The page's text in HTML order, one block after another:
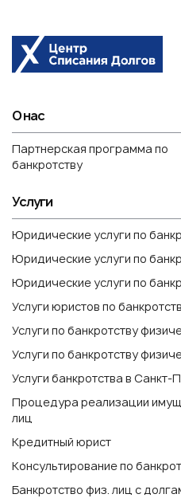
О нас
Партнерская программа по
банкротству
Услуги
Юридические услуги по
Юридические услуги по
Юридические услуги по
Услуги юристов по
Услуги по банкротству
Услуги по банкротству
Услуги банкротства в Санкт-
Процедура реализации
лиц
Кредитный юрист
Консультирование по
Банкротство физ. лиц с